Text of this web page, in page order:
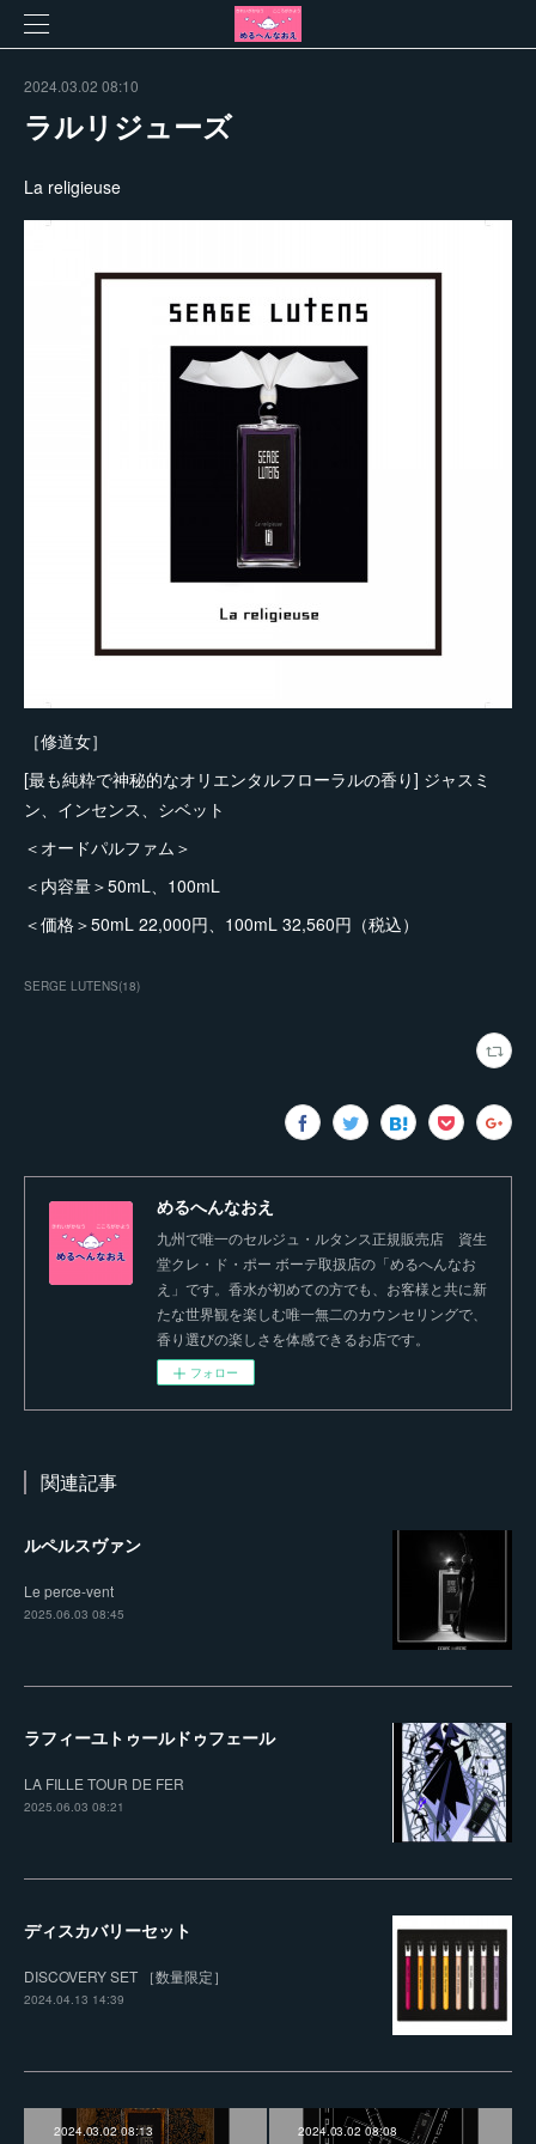
2024.03.02 08:10
ラルリジューズ
La religieuse
［修道女］
[最も純粋で神秘的なオリエンタルフローラルの香り] ジャスミ
ン、インセンス、シベット
＜オードパルファム＞
＜内容量＞50mL、100mL
＜価格＞50mL 22,000円、100mL 32,560円（税込）
SERGE LUTENS(18)
めるへんなおえ
九州で唯一のセルジュ・ルタンス正規販売店 資生
堂クレ・ド・ポー ボーテ取扱店の「めるへんなお
え」です。香水が初めての方でも、お客様と共に新
たな世界観を楽しむ唯一無二のカウンセリングで、
香り選びの楽しさを体感できるお店です。
フォロー
関連記事
ルペルスヴァン
Le perce-vent
2025.06.03 08:45
ラフィーユトゥールドゥフェール
LA FILLE TOUR DE FER
2025.06.03 08:21
ディスカバリーセット
DISCOVERY SET ［数量限定］
2024.04.13 14:39
2024.03.02 08:13 2024.03.02 08:08